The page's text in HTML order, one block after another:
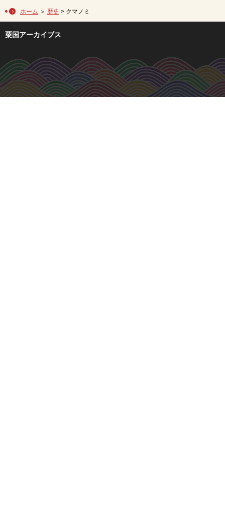
ホーム ＞ 歴史 > クマノミ
粟国アーカイブス